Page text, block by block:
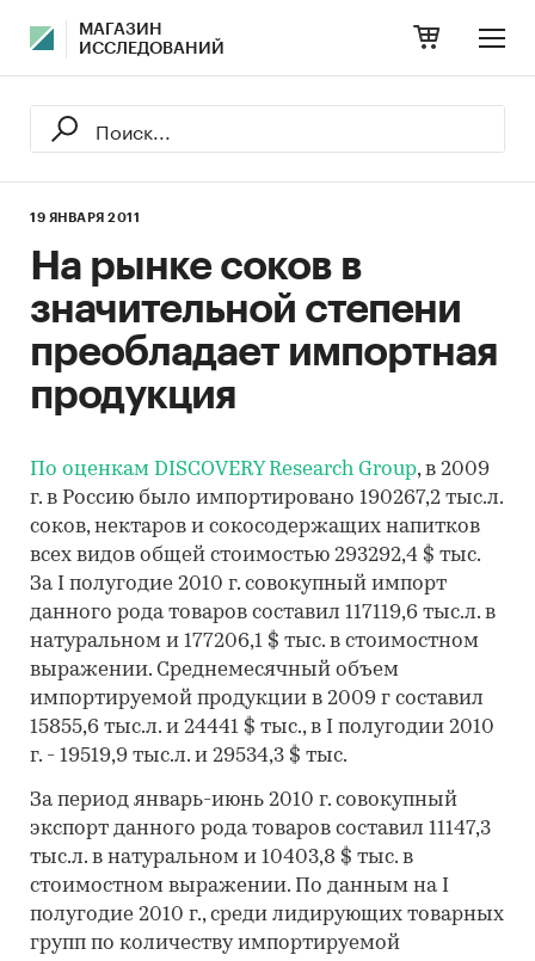
МАГАЗИН
ИССЛЕДОВАНИЙ
19 ЯНВАРЯ 2011
На рынке соков в
значительной степени
преобладает импортная
продукция
По оценкам DISCOVERY Research Group, в 2009
г. в Россию было импортировано 190267,2 тыс.л.
соков, нектаров и сокосодержащих напитков
всех видов общей стоимостью 293292,4 $ тыс.
За I полугодие 2010 г. совокупный импорт
данного рода товаров составил 117119,6 тыс.л. в
натуральном и 177206,1 $ тыс. в стоимостном
выражении. Среднемесячный объем
импортируемой продукции в 2009 г составил
15855,6 тыс.л. и 24441 $ тыс., в I полугодии 2010
г. - 19519,9 тыс.л. и 29534,3 $ тыс.
За период январь-июнь 2010 г. совокупный
экспорт данного рода товаров составил 11147,3
тыс.л. в натуральном и 10403,8 $ тыс. в
стоимостном выражении. По данным на I
полугодие 2010 г., среди лидирующих товарных
групп по количеству импортируемой